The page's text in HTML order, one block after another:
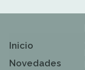
Inicio
Novedades